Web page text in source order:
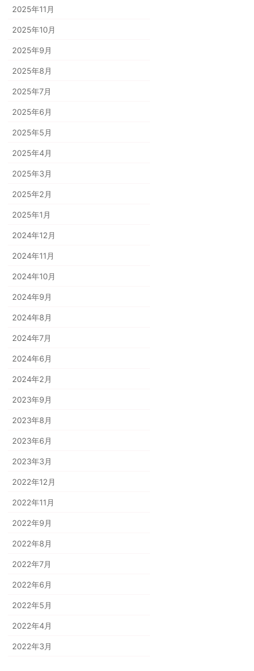
2025年11月
2025年10月
2025年9月
2025年8月
2025年7月
2025年6月
2025年5月
2025年4月
2025年3月
2025年2月
2025年1月
2024年12月
2024年11月
2024年10月
2024年9月
2024年8月
2024年7月
2024年6月
2024年2月
2023年9月
2023年8月
2023年6月
2023年3月
2022年12月
2022年11月
2022年9月
2022年8月
2022年7月
2022年6月
2022年5月
2022年4月
2022年3月